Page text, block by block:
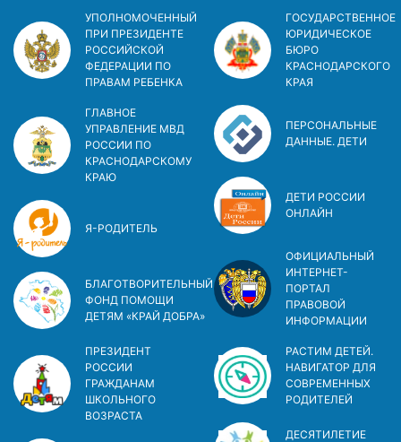
УПОЛНОМОЧЕННЫЙ
ПРИ ПРЕЗИДЕНТЕ
РОССИЙСКОЙ
ФЕДЕРАЦИИ ПО
ПРАВАМ РЕБЕНКА
ГЛАВНОЕ
УПРАВЛЕНИЕ МВД
РОССИИ ПО
КРАСНОДАРСКОМУ
КРАЮ
Я-РОДИТЕЛЬ
БЛАГОТВОРИТЕЛЬНЫЙ
ФОНД ПОМОЩИ
ДЕТЯМ «КРАЙ ДОБРА»
ПРЕЗИДЕНТ
РОССИИ
ГРАЖДАНАМ
ШКОЛЬНОГО
ВОЗРАСТА
ГОСУДАРСТВЕННОЕ
ЮРИДИЧЕСКОЕ
БЮРО
КРАСНОДАРСКОГО
КРАЯ
ПЕРСОНАЛЬНЫЕ
ДАННЫЕ. ДЕТИ
ДЕТИ РОССИИ
ОНЛАЙН
ОФИЦИАЛЬНЫЙ
ИНТЕРНЕТ-
ПОРТАЛ
ПРАВОВОЙ
ИНФОРМАЦИИ
РАСТИМ ДЕТЕЙ.
НАВИГАТОР ДЛЯ
СОВРЕМЕННЫХ
РОДИТЕЛЕЙ
ДЕСЯТИЛЕТИЕ